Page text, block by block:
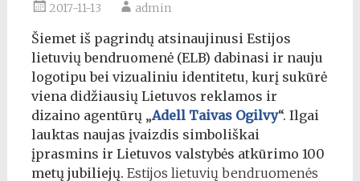
2017-11-13 admin
Šiemet iš pagrindų atsinaujinusi Estijos
lietuvių bendruomenė (ELB) dabinasi ir nauju
logotipu bei vizualiniu identitetu, kurį sukūrė
viena didžiausių Lietuvos reklamos ir
dizaino agentūrų „Adell Taivas Ogilvy“. Ilgai
lauktas naujas įvaizdis simboliškai
įprasmins ir Lietuvos valstybės atkūrimo 100
metų jubiliejų. Estijos lietuvių bendruomenės